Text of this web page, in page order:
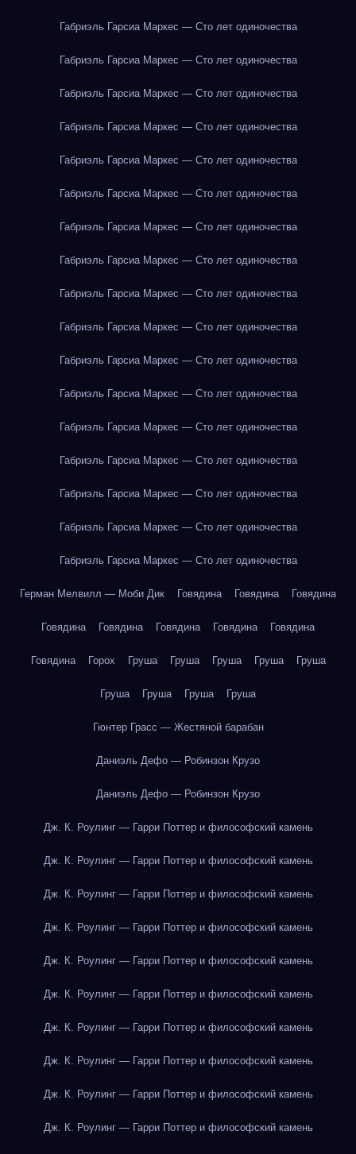
Габриэль Гарсиа Маркес — Сто лет одиночества
Габриэль Гарсиа Маркес — Сто лет одиночества
Габриэль Гарсиа Маркес — Сто лет одиночества
Габриэль Гарсиа Маркес — Сто лет одиночества
Габриэль Гарсиа Маркес — Сто лет одиночества
Габриэль Гарсиа Маркес — Сто лет одиночества
Габриэль Гарсиа Маркес — Сто лет одиночества
Габриэль Гарсиа Маркес — Сто лет одиночества
Габриэль Гарсиа Маркес — Сто лет одиночества
Габриэль Гарсиа Маркес — Сто лет одиночества
Габриэль Гарсиа Маркес — Сто лет одиночества
Габриэль Гарсиа Маркес — Сто лет одиночества
Габриэль Гарсиа Маркес — Сто лет одиночества
Габриэль Гарсиа Маркес — Сто лет одиночества
Габриэль Гарсиа Маркес — Сто лет одиночества
Габриэль Гарсиа Маркес — Сто лет одиночества
Габриэль Гарсиа Маркес — Сто лет одиночества
Герман Мелвилл — Моби Дик Говядина Говядина Говядина
Говядина Говядина Говядина Говядина Говядина
Говядина Горох Груша Груша Груша Груша Груша
Груша Груша Груша Груша
Гюнтер Грасс — Жестяной барабан
Даниэль Дефо — Робинзон Крузо
Даниэль Дефо — Робинзон Крузо
Дж. К. Роулинг — Гарри Поттер и философский камень
Дж. К. Роулинг — Гарри Поттер и философский камень
Дж. К. Роулинг — Гарри Поттер и философский камень
Дж. К. Роулинг — Гарри Поттер и философский камень
Дж. К. Роулинг — Гарри Поттер и философский камень
Дж. К. Роулинг — Гарри Поттер и философский камень
Дж. К. Роулинг — Гарри Поттер и философский камень
Дж. К. Роулинг — Гарри Поттер и философский камень
Дж. К. Роулинг — Гарри Поттер и философский камень
Дж. К. Роулинг — Гарри Поттер и философский камень